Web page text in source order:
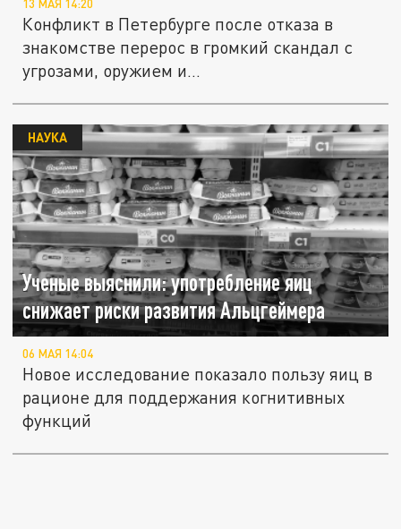
13 МАЯ 14:20
Конфликт в Петербурге после отказа в
знакомстве перерос в громкий скандал с
угрозами, оружием и...
Ученые выяснили: употребление яиц
снижает риски развития Альцгеймера
НАУКА
06 МАЯ 14:04
Новое исследование показало пользу яиц в
рационе для поддержания когнитивных
функций